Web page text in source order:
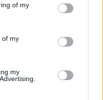
of my
of my
my
που μπορεί να